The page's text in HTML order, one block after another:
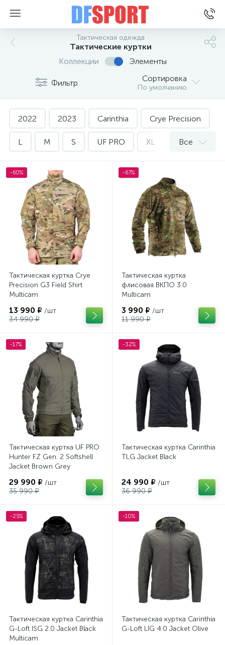
Тактическая одежда
Тактические куртки
Коллекции
Элементы
Фильтр Сортировка
По умолчанию
2022 2023 Carinthia Crye Precision
L M S UF PRO XL XXL
Демисезонные Женские
Мужские
Все
-60%
Тактическая куртка Crye
Precision G3 Field Shirt
Multicam
13 990 ₽ /шт
34 990 ₽
-67%
Тактическая куртка
флисовая ВКПО 3.0
Multicam
3 990 ₽ /шт
11 990 ₽
-17%
Тактическая куртка UF PRO
Hunter FZ Gen. 2 Softshell
Jacket Brown Grey
29 990 ₽ /шт
35 990 ₽
-32%
Тактическая куртка Carinthia
TLG Jacket Black
24 990 ₽ /шт
36 990 ₽
-25%
Тактическая куртка Carinthia
G-Loft ISG 2.0 Jacket Black
Multicam
-10%
Тактическая куртка Carinthia
G-Loft LIG 4.0 Jacket Olive